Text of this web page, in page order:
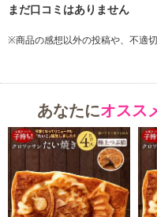
※商品の感想以外の投稿や、不適
あなたにオスス